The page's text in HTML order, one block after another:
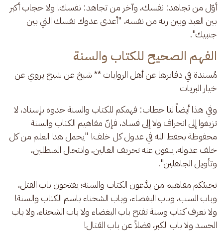
أوّل من تجاهد: نفسك، وآخر من تجاهد: نفسك! ولا حجاب أكبر
بين العبد وبين ربه من نفسه، "أعدى عدوك نفسك التي بين
جنبيك".
الفهم الصحيح للكتاب والسنة
مُسندة في دفاترها عن أهل الروايات ** شيخ عن شيخ يروي عن
خيار البريات
وفي هذا أيضاً لنا خطاب: فهمكم للكتاب والسنة خذوه بإسناد، لا
تزيغوا إلى انحراف ولا إلى فساد، فإنّ مفاهيم الكتاب والسنة
محفوظة بحفظ الله في عدول كل خلف! "يحمل هذا العلم من كل
خلف عدوله، ينفون عنه تحريف الغالين، وانتحال المبطلين،
وتأويل الجاهلين".
تجيئكم مفاهيم من يدَّعون الكتاب والسنة؛ يفتحون باب القتل،
وباب السب، وباب البغضاء، وباب الشحناء باسم الكتاب والسنة!
ولا نعرف كتاب وسنة تفتح باب البغضاء ولا باب الشحناء، ولا باب
الحسد ولا باب الكبر، فضلاً عن باب القتال!